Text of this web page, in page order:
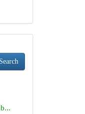
Search